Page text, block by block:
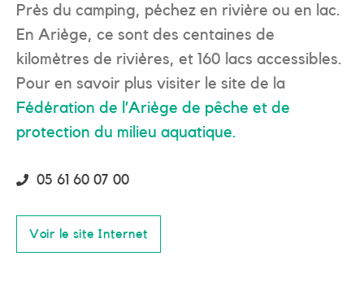
Près du camping, péchez en rivière ou en lac.
En Ariège, ce sont des centaines de
kilomètres de rivières, et 160 lacs accessibles.
Pour en savoir plus visiter le site de la
Fédération de l’Ariège de pêche et de
protection du milieu aquatique.
05 61 60 07 00
Voir le site Internet